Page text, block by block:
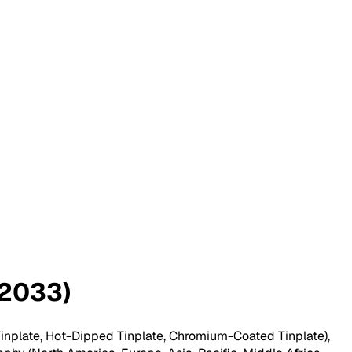
Hot-Dipped Tinplate, Chromium-Coated Tinplate),